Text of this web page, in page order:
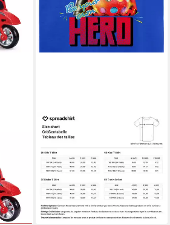
'N
bei dir
SPREADSHIRT
T-Shirt Miraculous Be Your
Own Hero Kinder T-Shirt (1-
tlg)
20,99 €
lieferbar - in 5-6 Werktagen bei dir
+3